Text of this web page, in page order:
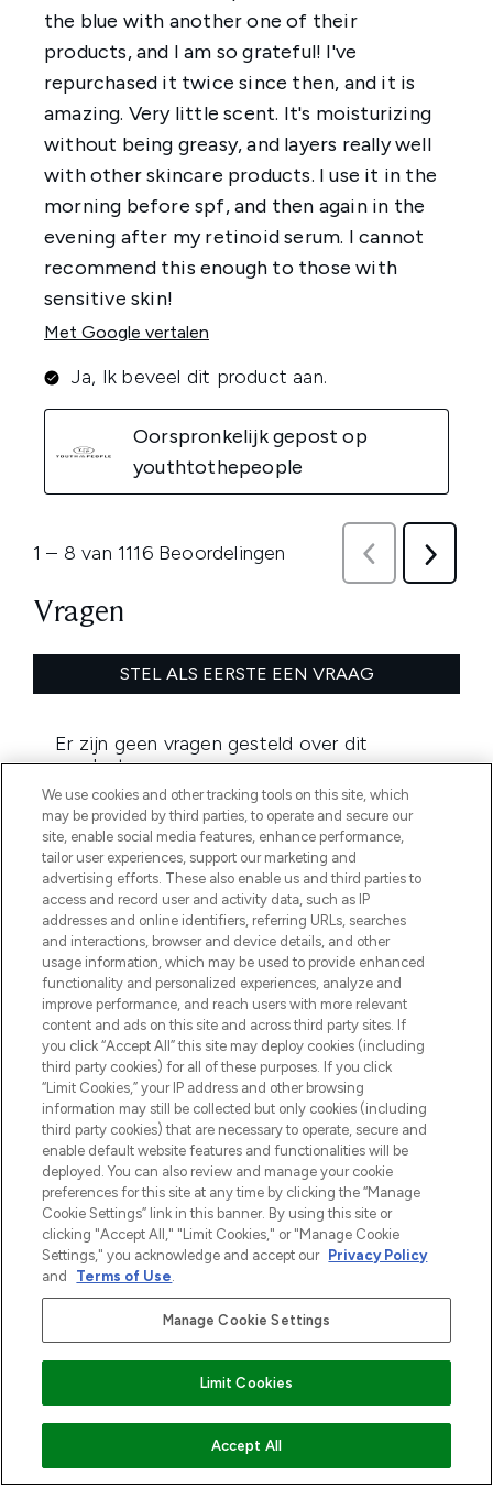
VOEG TOE AAN WINKELMANDJE
MELD JE AAN VOOR ONZE NIEUWSBRIEF
AANMELDEN
LOOKFANTASTIC is de ultieme online
beautybestemming van Europa, met de
beste huidverzorging, haarproducten en
make-up van meer dan 200 topmerken.
Shop online of via de app, met gratis
verzending vanaf €40.
Cookie-toestemming
Do Not Sell or Share My Personal
Information
We use cookies and other tracking tools on this site, which
may be provided by third parties, to operate and secure our
site, enable social media features, enhance performance,
tailor user experiences, support our marketing and
advertising efforts. These also enable us and third parties to
access and record user and activity data, such as IP
addresses and online identifiers, referring URLs, searches
and interactions, browser and device details, and other
usage information, which may be used to provide enhanced
functionality and personalized experiences, analyze and
improve performance, and reach users with more relevant
content and ads on this site and across third party sites. If
you click “Accept All” this site may deploy cookies (including
third party cookies) for all of these purposes. If you click
“Limit Cookies,” your IP address and other browsing
information may still be collected but only cookies (including
third party cookies) that are necessary to operate, secure and
enable default website features and functionalities will be
deployed. You can also review and manage your cookie
preferences for this site at any time by clicking the “Manage
Cookie Settings” link in this banner. By using this site or
clicking "Accept All," "Limit Cookies," or "Manage Cookie
Settings," you acknowledge and accept our Privacy Policy
and
Terms of Use.
Manage Cookie Settings
Limit Cookies
Accept All